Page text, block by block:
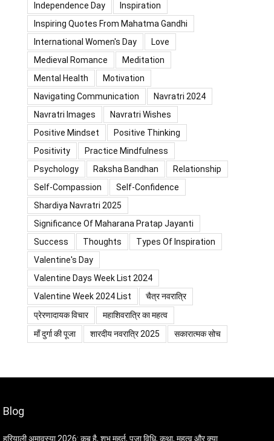
Independence Day
Inspiration
Inspiring Quotes From Mahatma Gandhi
International Women's Day
Love
Medieval Romance
Meditation
Mental Health
Motivation
Navigating Communication
Navratri 2024
Navratri Images
Navratri Wishes
Positive Mindset
Positive Thinking
Positivity
Practice Mindfulness
Psychology
Raksha Bandhan
Relationship
Self-Compassion
Self-Confidence
Shardiya Navratri 2025
Significance Of Maharana Pratap Jayanti
Success
Thoughts
Types Of Inspiration
Valentine's Day
Valentine Days Week List 2024
Valentine Week 2024 List
चैत्र नवरात्रि
प्रेरणादायक विचार
महाशिवरात्रि का महत्व
माँ दुर्गा की पूजा
शारदीय नवरात्रि 2025 सकारात्मक सोच
Blog
हरियाली अमावस्या 2026: कब है, शुभ मुहूर्त, पूजा विधि, कथा, महत्व और क्या